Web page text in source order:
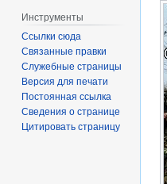
Инструменты
Ссылки сюда
Связанные правки
Служебные страницы
Версия для печати
Постоянная ссылка
Сведения о странице
Цитировать страницу